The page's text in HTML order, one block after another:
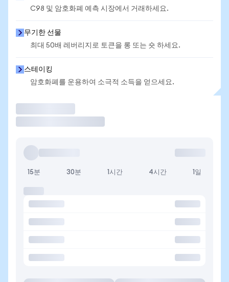
C98 및 암호화폐 예측 시장에서 거래하세요.
무기한 선물
최대 50배 레버리지로 토큰을 롱 또는 숏 하세요.
스테이킹
암호화폐를 운용하여 소극적 소득을 얻으세요.
15분 30분 1시간 4시간 1일